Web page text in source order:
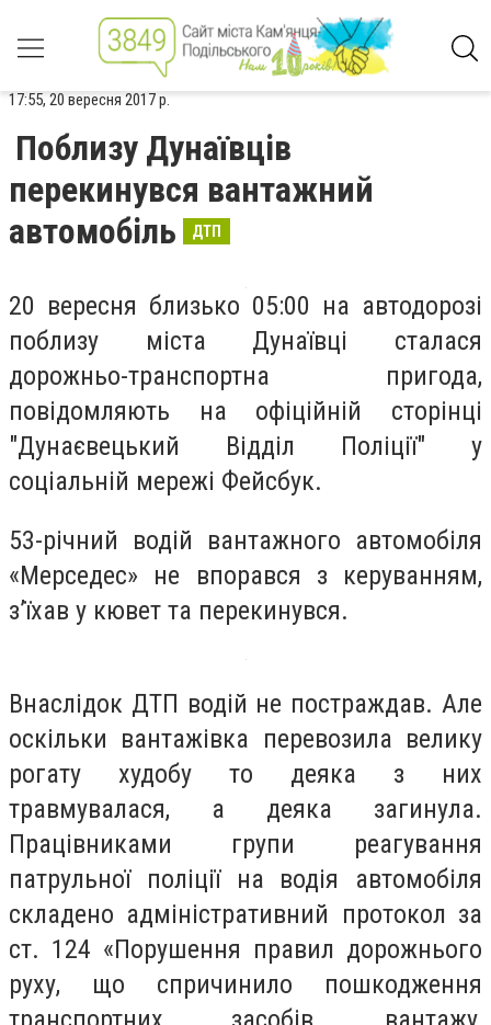
17:55, 20 вересня 2017 р.
Поблизу Дунаївців
перекинувся вантажний
автомобіль
ДТП
20 вересня близько 05:00 на автодорозі
поблизу міста Дунаївці сталася
дорожньо-транспортна пригода,
повідомляють на офіційній сторінці
"Дунаєвецький Відділ Поліції" у
соціальній мережі Фейсбук.
53-річний водій вантажного автомобіля
«Мерседес» не впорався з керуванням,
з’їхав у кювет та перекинувся.
Внаслідок ДТП водій не постраждав. Але
оскільки вантажівка перевозила велику
рогату худобу то деяка з них
травмувалася, а деяка загинула.
Працівниками групи реагування
патрульної поліції на водія автомобіля
складено адміністративний протокол за
ст. 124 «Порушення правил дорожнього
руху, що спричинило пошкодження